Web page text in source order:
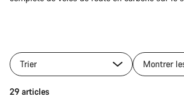
Trier Montrer
29 articles